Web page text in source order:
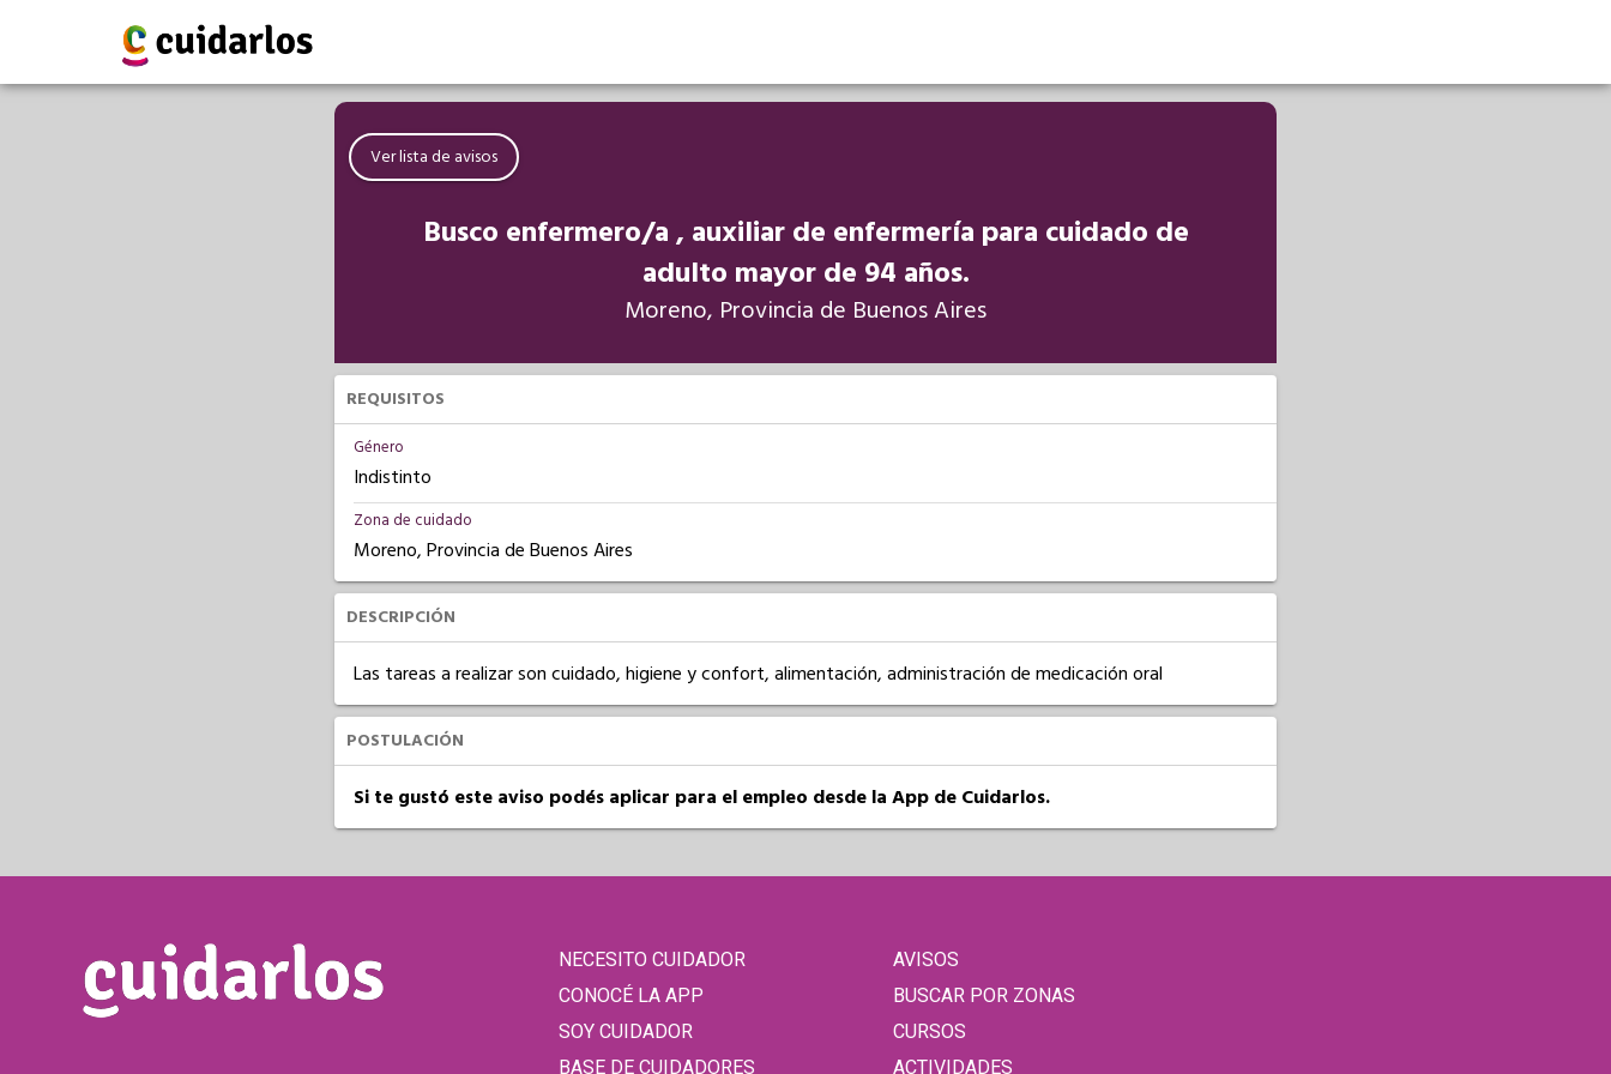
Ver lista de avisos
Busco enfermero/a , auxiliar de enfermería para cuidado de
adulto mayor de 94 años.
Moreno, Provincia de Buenos Aires
REQUISITOS
Género
Indistinto
Zona de cuidado
Moreno, Provincia de Buenos Aires
DESCRIPCIÓN
Las tareas a realizar son cuidado, higiene y confort, alimentación, administración de medicación oral
POSTULACIÓN
Si te gustó este aviso podés aplicar para el empleo desde la App de Cuidarlos.
NECESITO CUIDADOR
CONOCÉ LA APP
SOY CUIDADOR
BASE DE CUIDADORES
AVISOS
BUSCAR POR ZONAS
CURSOS
ACTIVIDADES